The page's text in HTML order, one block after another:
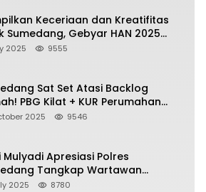
Keceriaan dan Kreatifitas
Sumedang, Gebyar HAN 2025
Bupati dan Wabup
2025 9555
Sat Set Atasi Backlog
PBG Kilat + KUR Perumahan
2025 9546
Mulyadi Apresiasi Polres
Tangkap Wartawan
Pemeras Kades
2025 8780